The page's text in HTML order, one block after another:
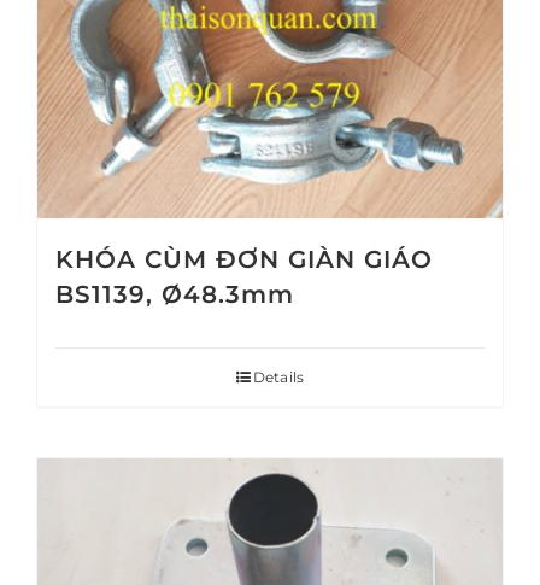
KHÓA CÙM ĐƠN GIÀN GIÁO
BS1139, Ø48.3mm
Details